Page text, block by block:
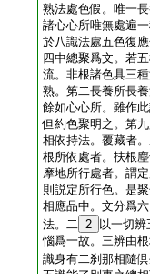
熟法處色假。唯一
諸心心所唯無處遍
於八識法處五色復
四中總聚爲文。若
流。非根諸色具三
熟。第二長養所長
餘如心心所。雖作
但約色聚明之。第
相依持法。覆藏者
根所依處者。扶根
摩地所行處者。謂
則説定所行色。是
相應品中。文分爲
法。二 2
以一切
惱爲一故。三辨由
識身有二刹那相隨